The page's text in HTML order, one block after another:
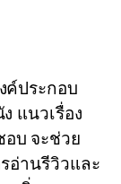
ค์ประกอบ
แนวเรื่อง
บ จะช่วย
อ่านรีวิวและ